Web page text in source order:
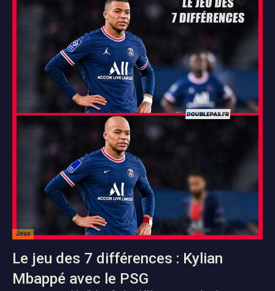
Jeux
Le jeu des 7 différences : Kylian
Mbappé avec le PSG